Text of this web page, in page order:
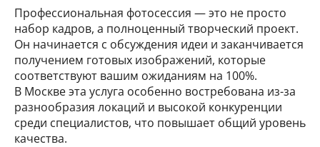
Профессиональная фотосессия — это не просто
набор кадров, а полноценный творческий проект.
Он начинается с обсуждения идеи и заканчивается
получением готовых изображений, которые
соответствуют вашим ожиданиям на 100%.
В Москве эта услуга особенно востребована из-за
разнообразия локаций и высокой конкуренции
среди специалистов, что повышает общий уровень
качества.